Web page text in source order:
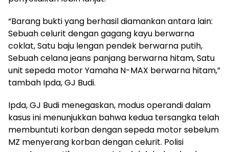
“Barang bukti yang berhasil diamankan antara lain:
Sebuah celurit dengan gagang kayu berwarna
coklat, Satu baju lengan pendek berwarna putih,
Sebuah celana jeans panjang berwarna hitam, Satu
unit sepeda motor Yamaha N-MAX berwarna hitam,”
tambah Ipda, GJ Budi.
Ipda, GJ Budi menegaskan, modus operandi dalam
kasus ini menunjukkan bahwa kedua tersangka telah
membuntuti korban dengan sepeda motor sebelum
MZ menyerang korban dengan celurit. Polisi